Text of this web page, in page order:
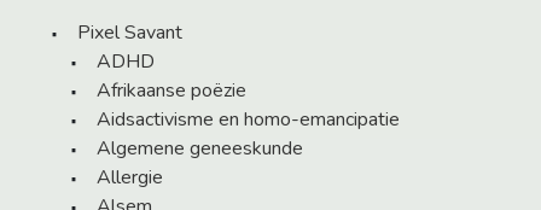
Pixel Savant
ADHD
Afrikaanse poëzie
Aidsactivisme en homo-emancipatie
Algemene geneeskunde
Allergie